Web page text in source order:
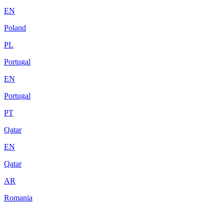
EN
Poland
PL
Portugal
EN
Portugal
PT
Qatar
EN
Qatar
AR
Romania